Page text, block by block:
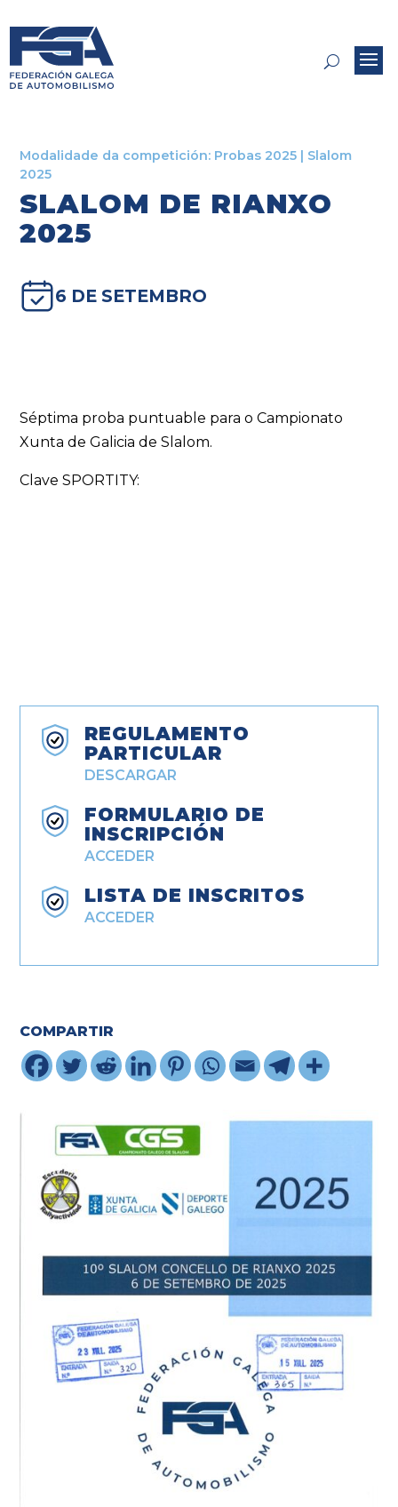
Modalidade da competición: Probas 2025 | Slalom
2025
SLALOM DE RIANXO
2025
6 DE SETEMBRO
Séptima proba puntuable para o Campionato
Xunta de Galicia de Slalom.
Clave SPORTITY:
REGULAMENTO
PARTICULAR
DESCARGAR
FORMULARIO DE
INSCRIPCIÓN
ACCEDER
LISTA DE INSCRITOS
ACCEDER
COMPARTIR